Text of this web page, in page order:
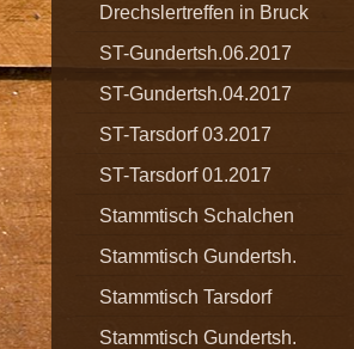
Drechslertreffen in Bruck
ST-Gundertsh.06.2017
ST-Gundertsh.04.2017
ST-Tarsdorf 03.2017
ST-Tarsdorf 01.2017
Stammtisch Schalchen
Stammtisch Gundertsh.
Stammtisch Tarsdorf
Stammtisch Gundertsh.